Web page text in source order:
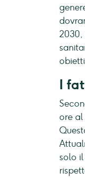
2030,
I
ore al
solo